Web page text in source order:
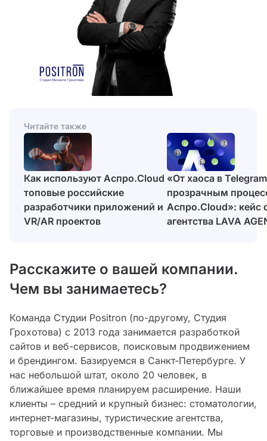
Читайте также
Как используют Аспро.Cloud
топовые российские
разработчики приложений и
VR/AR проектов
«От хаоса в
прозрачным
Аспро.Cloud»: кейс
агентства LAVA
Расскажите о вашей компании.
Чем вы занимаетесь?
Команда Студии Positron (по-другому, Студия
Грохотова) с 2013 года занимается разработкой
сайтов и веб-сервисов, поисковым продвижением
и брендингом. Базируемся в Санкт-Петербурге. У
нас небольшой штат, около 20 человек, в
ближайшее время планируем расширение. Наши
клиенты – средний и крупный бизнес: стоматологии,
интернет-магазины, туристические агентства,
торговые и производственные компании. Мы